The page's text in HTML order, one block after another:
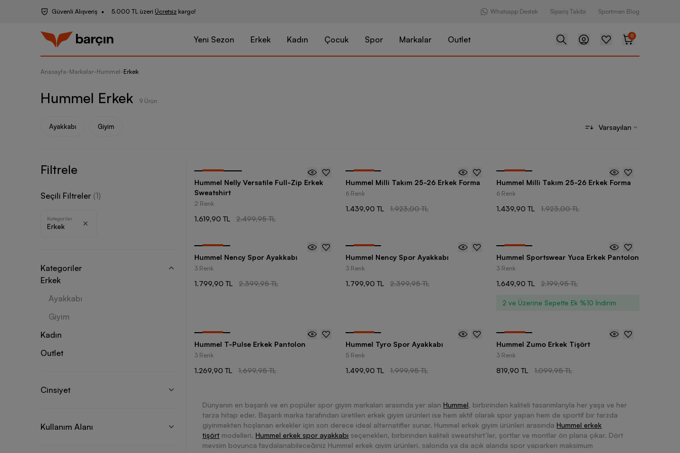
Güvenli Alışveriş 5.000 TL üzeri Ücretsiz kargo! Whatsapp Destek Sipariş Takibi Sportmen Blog
Yeni Sezon Erkek Kadın Çocuk Spor Markalar Outlet 0
Anasayfa-Markalar-Hummel-Erkek
Hummel Erkek 9 Ürün
Ayakkabı Giyim Varsayılan
Filtrele
Seçili Filtreler (1)
Kategoriler
Erkek
Kategoriler
Erkek
Ayakkabı
Giyim
Kadın
Outlet
Cinsiyet
Kullanım Alanı
Hummel Nelly Versatile Full-Zip Erkek
Sweatshirt
2 Renk
1.619,90 TL 2.499,95 TL
Hummel Milli Takım 25-26 Erkek Forma
6 Renk
1.439,90 TL 1.923,00 TL
Hummel Milli Takım 25-26 Erkek Forma
6 Renk
1.439,90 TL 1.923,00 TL
Hummel Nency Spor Ayakkabı
3 Renk
1.799,90 TL 2.399,95 TL
Hummel Nency Spor Ayakkabı
3 Renk
1.799,90 TL 2.399,95 TL
Hummel Sportswear Yuca Erkek Pantolon
3 Renk
1.649,90 TL 2.199,95 TL
2 ve Üzerine Sepette Ek %10 İndirim
Hummel T-Pulse Erkek Pantolon
3 Renk
1.269,90 TL 1.699,95 TL
Hummel Tyro Spor Ayakkabı
5 Renk
1.499,90 TL 1.999,95 TL
Hummel Zumo Erkek Tişört
3 Renk
819,90 TL 1.099,95 TL
Dünyanın en başarılı ve en popüler spor giyim markaları arasında yer alan Hummel, birbirinden kaliteli tasarımlarıyla her yaşa ve her
tarza hitap eder. Başarılı marka tarafından üretilen erkek giyim ürünleri ise hem aktif olarak spor yapan hem de sportif bir tarzda
giyinmekten hoşlanan erkekler için son derece ideal alternatifler sunar. Hummel erkek giyim ürünleri arasında Hummel erkek
tişört modelleri, Hummel erkek spor ayakkabı seçenekleri, birbirinden kaliteli sweatshirt’ler, şortlar ve montlar ön plana çıkar. Dört
mevsim boyunca faydalanabileceğiniz Hummel erkek giyim ürünleri, salonda ya da açık alanda spor yaparken maksimum